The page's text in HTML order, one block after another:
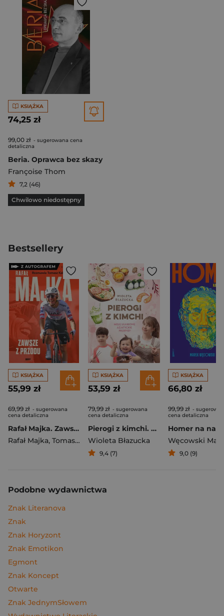
KSIĄŻKA
74,25 zł
99,00 zł - sugerowana cena
detaliczna
Beria. Oprawca bez skazy
Françoise Thom
7,2 (46)
Chwilowo niedostępny
Bestsellery
KSIĄŻKA
55,99 zł
69,99 zł - sugerowana
cena detaliczna
Rafał Majka. Zawsze z przodu. Rozmawia Tomasz Kalemba - książka z autografem
Rafał Majka, Tomasz Kalemba
KSIĄŻKA
53,59 zł
79,99 zł - sugerowana
cena detaliczna
Pierogi z kimchi. Moje ulubione azjatyckie przepisy
Wioleta Błazucka
9,4 (7)
KSIĄŻKA
66,80 zł
99,99 zł -
cena detaliczna
Węcowski
9,0 (9)
Podobne wydawnictwa
Znak Literanova
Znak
Znak Horyzont
Znak Emotikon
Egmont
Znak Koncept
Otwarte
Znak JednymSłowem